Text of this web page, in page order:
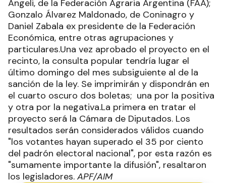
Angeli, de la Federación Agraria Argentina (FAA);
Gonzalo Álvarez Maldonado, de Coninagro y
Daniel Zabala ex presidente de la Federación
Económica, entre otras agrupaciones y
particulares.Una vez aprobado el proyecto en el
recinto, la consulta popular tendría lugar el
último domingo del mes subsiguiente al de la
sanción de la ley. Se imprimirán y dispondrán en
el cuarto oscuro dos boletas; una por la positiva
y otra por la negativa.La primera en tratar el
proyecto será la Cámara de Diputados. Los
resultados serán considerados válidos cuando
"los votantes hayan superado el 35 por ciento
del padrón electoral nacional", por esta razón es
"sumamente importante la difusión", resaltaron
los legisladores. APF/AIM